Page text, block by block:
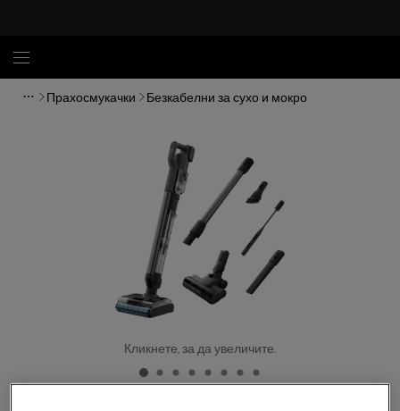
Прахосмукачки Безкабелни за сухо и мокро
Кликнете, за да увеличите.